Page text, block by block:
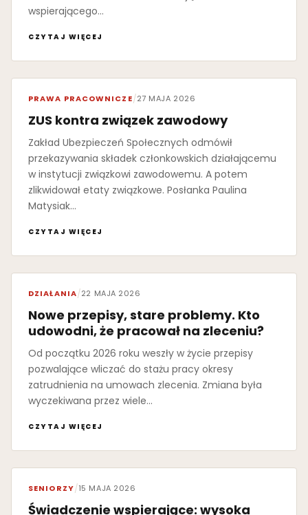
wspierającego…
CZYTAJ WIĘCEJ
PRAWA PRACOWNICZE/27 MAJA 2026
ZUS kontra związek zawodowy
Zakład Ubezpieczeń Społecznych odmówił
przekazywania składek członkowskich działającemu
w instytucji związkowi zawodowemu. A potem
zlikwidował etaty związkowe. Posłanka Paulina
Matysiak…
CZYTAJ WIĘCEJ
DZIAŁANIA/22 MAJA 2026
Nowe przepisy, stare problemy. Kto
udowodni, że pracował na zleceniu?
Od początku 2026 roku weszły w życie przepisy
pozwalające wliczać do stażu pracy okresy
zatrudnienia na umowach zlecenia. Zmiana była
wyczekiwana przez wiele…
CZYTAJ WIĘCEJ
SENIORZY/15 MAJA 2026
Świadczenie wspierające: wysoka